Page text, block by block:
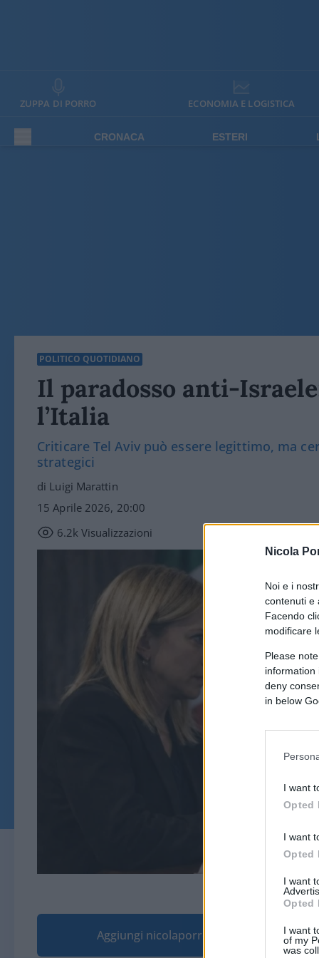
Nicola
Noi e i
contenuti e
Facendo
modificare
Please
information
deny
in below
I want
Opted
I want
Opted
I want
Opted
I want
of my
was
ZUPPA DI PORRO ECONOMIA E LOGISTICA
CRONACA ESTERI
POLITICO QUOTIDIANO
Il paradosso anti-
l’Italia
Criticare Tel Aviv può essere legittimo, ma
strategici
di Luigi Marattin
15 Aprile 2026, 20:00
6.2k Visualizzazioni
Immagine generata da AI
Aggiungi nicolaporro.it alle tue fonti